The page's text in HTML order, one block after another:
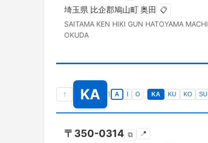
埼玉県 比企郡鳩山町 奥田 📋
SAITAMA KEN HIKI GUN HATOYAMA MACHI
OKUDA
↑ KA 1 A O KA KU KO SU
〒 350-0314 ⧉ 📍